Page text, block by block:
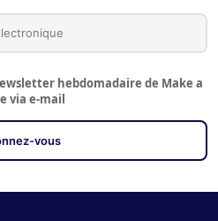
hebdomadaire de Make a
via e-mail